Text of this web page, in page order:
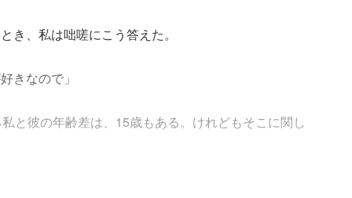
き、私は咄嗟にこう答えた。
きなので」
と彼の年齢差は、15歳もある。けれどもそこに関し